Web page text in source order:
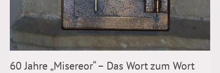
60 Jahre „Misereor“ – Das Wort zum Wort